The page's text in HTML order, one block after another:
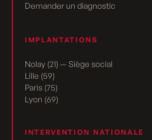
Demander un diagnostic
IMPLANTATIONS
Nolay (21) — Siège social
Lille (59)
Paris (75)
Lyon (69)
INTERVENTION NATIONALE